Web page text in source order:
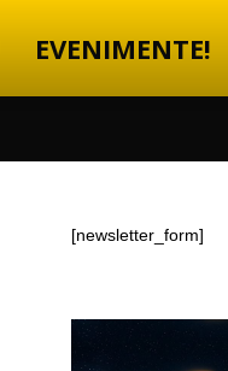
EVENIMENTE!
[newsletter_form]